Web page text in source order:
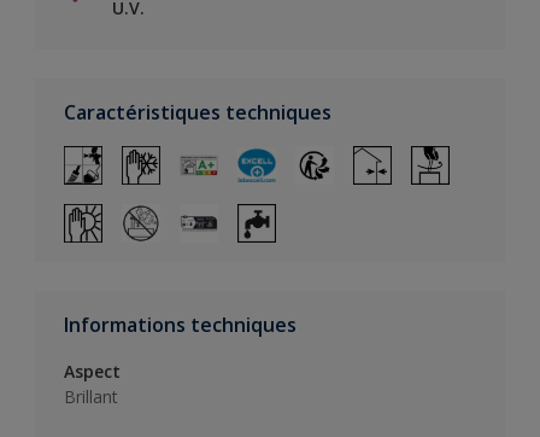
U.V.
Caractéristiques techniques
Informations techniques
Aspect
Brillant